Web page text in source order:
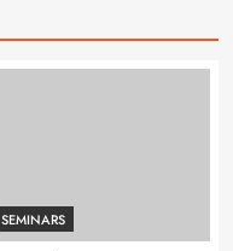
SEMINARS